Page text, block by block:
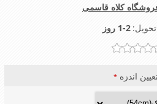
کلاه قاسمی
تحویل: 1-2 روز
اندزه*